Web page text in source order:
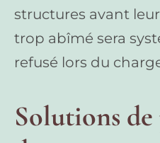
structures avant
trop abîmé sera
refusé lors du
Solutions